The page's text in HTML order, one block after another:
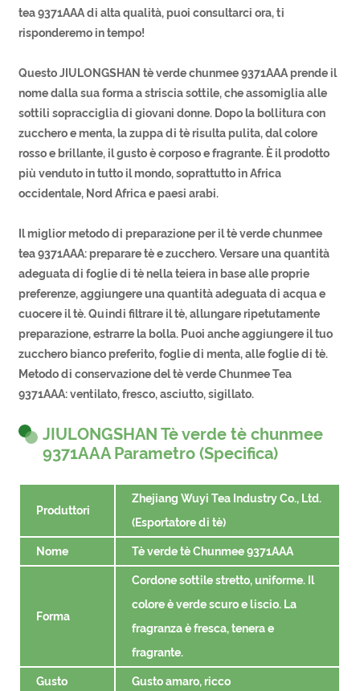
tea 9371AAA di alta qualità, puoi consultarci ora, ti
risponderemo in tempo!
Questo JIULONGSHAN tè verde chunmee 9371AAA prende il
nome dalla sua forma a striscia sottile, che assomiglia alle
sottili sopracciglia di giovani donne. Dopo la bollitura con
zucchero e menta, la zuppa di tè risulta pulita, dal colore
rosso e brillante, il gusto è corposo e fragrante. È il prodotto
più venduto in tutto il mondo, soprattutto in Africa
occidentale, Nord Africa e paesi arabi.
Il miglior metodo di preparazione per il tè verde chunmee
tea 9371AAA: preparare tè e zucchero. Versare una quantità
adeguata di foglie di tè nella teiera in base alle proprie
preferenze, aggiungere una quantità adeguata di acqua e
cuocere il tè. Quindi filtrare il tè, allungare ripetutamente
preparazione, estrarre la bolla. Puoi anche aggiungere il tuo
zucchero bianco preferito, foglie di menta, alle foglie di tè.
Metodo di conservazione del tè verde Chunmee Tea
9371AAA: ventilato, fresco, asciutto, sigillato.
JIULONGSHAN Tè verde tè chunmee
9371AAA Parametro (Specifica)
Produttori
Zhejiang Wuyi Tea Industry Co., Ltd.
(Esportatore di tè)
Nome Tè verde tè Chunmee 9371AAA
Forma
Cordone sottile stretto, uniforme. Il
colore è verde scuro e liscio. La
fragranza è fresca, tenera e
fragrante.
Gusto Gusto amaro, ricco